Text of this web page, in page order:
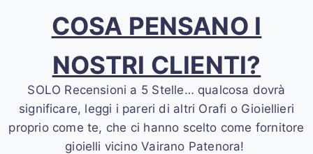
COSA PENSANO I
NOSTRI CLIENTI?
SOLO Recensioni a 5 Stelle… qualcosa dovrà
significare, leggi i pareri di altri Orafi o Gioiellieri
proprio come te, che ci hanno scelto come fornitore
gioielli vicino Vairano Patenora!